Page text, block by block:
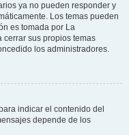
ya no pueden responder y
Los temas pueden
es tomada por La
cerrar sus propios temas
los administradores.
indicar el contenido del
depende de los